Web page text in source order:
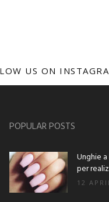
US ON
POPULAR POSTS
Unghie
per
12